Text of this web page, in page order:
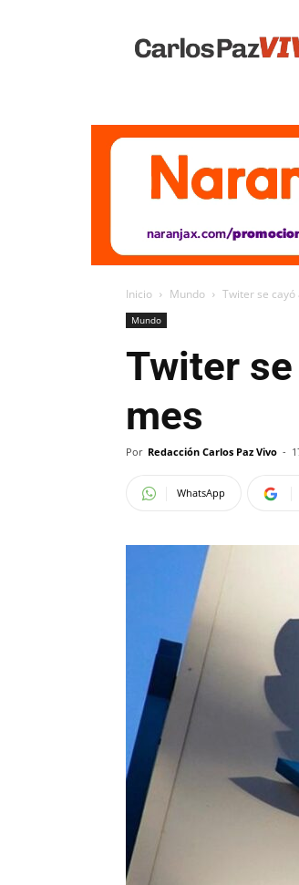
Vivo
Inicio Mundo Twiter se
Mundo
Twiter
mes
Por Redacción Carlos Paz Vivo -
WhatsApp